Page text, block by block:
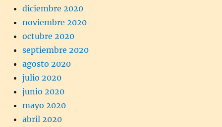
diciembre 2020
noviembre 2020
octubre 2020
septiembre 2020
agosto 2020
julio 2020
junio 2020
mayo 2020
abril 2020